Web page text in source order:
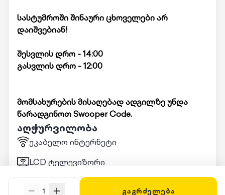
სასტუმროში შინაური ცხოველები არ
დაიშვებიან!
შესვლის დრო - 14:00
გასვლის დრო - 12:00
მომსახურების მისაღებად ადგილზე უნდა
წარადგინოთ Swooper Code.
აღჭურვილობა
უკაბელო ინტერნეტი
LCD ტელევიზორი
ჰიგიენური საშუალებები
1 გაგრძელება